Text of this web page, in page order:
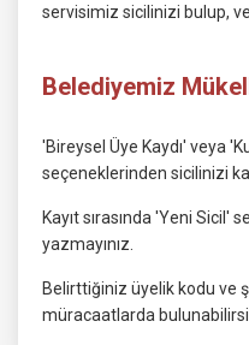
servisimiz sicilinizi bulup,
Belediyemiz
'Bireysel Üye Kaydı' veya
seçeneklerinden sicilinizi
Kayıt sırasında 'Yeni Sicil'
yazmayınız.
Belirttiğiniz üyelik kodu ve
müracaatlarda